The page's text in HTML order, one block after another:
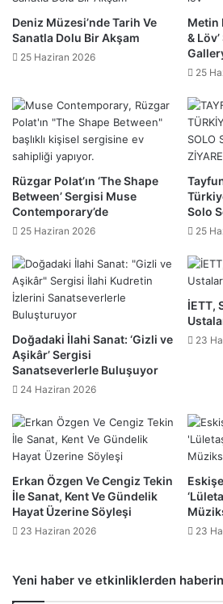
Deniz Müzesi’nde Tarih Ve
Sanatla Dolu Bir Akşam
25 Haziran 2026
Metin
&
25
Rüzgar Polat’ın ‘The Shape
Between’ Sergisi Muse
Contemporary’de
25 Haziran 2026
Solo
25
Doğadaki İlahi Sanat: ‘Gizli ve
Aşikâr’ Sergisi
Sanatseverlerle Buluşuyor
24 Haziran 2026
İETT,
23
Erkan Özgen Ve Cengiz Tekin
İle Sanat, Kent Ve Gündelik
Hayat Üzerine Söyleşi
23 Haziran 2026 23
Yeni haber ve etkinliklerden